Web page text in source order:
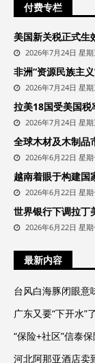
付费专栏
美国新关税正式生
2026年7月24日 星
非洲“资源民族主
2026年7月24日 星
拉美18国受美国
2026年7月24日 星
全球木材及木制品
2026年6月22日 星
越南着眼于构建国
2026年6月22日 星
世界银行下调拉丁
2026年6月22日 星
最新内容
台风白海豚闭眼意
广东又要“下开水”了
“保险+社区”信泰
河北阿那亚酒店卖